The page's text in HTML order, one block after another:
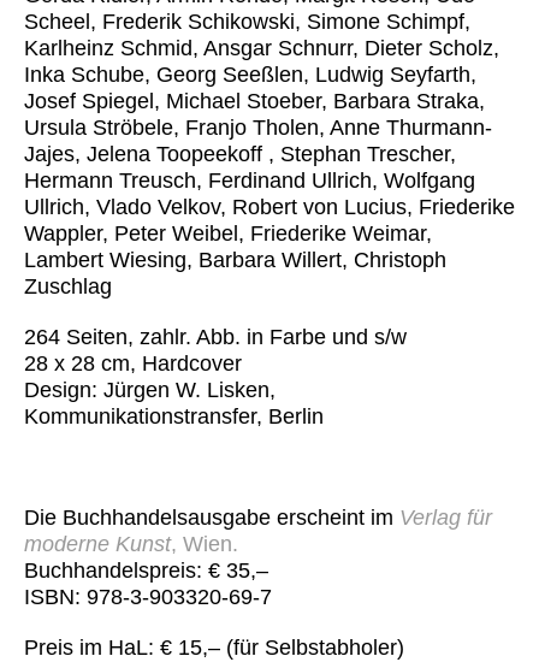
Scheel, Frederik Schikowski, Simone Schimpf,
Karlheinz Schmid, Ansgar Schnurr, Dieter Scholz,
Inka Schube, Georg Seeßlen, Ludwig Seyfarth,
Josef Spiegel, Michael Stoeber, Barbara Straka,
Ursula Ströbele, Franjo Tholen, Anne Thurmann-
Jajes, Jelena Toopeekoff , Stephan Trescher,
Hermann Treusch, Ferdinand Ullrich, Wolfgang
Ullrich, Vlado Velkov, Robert von Lucius, Friederike
Wappler, Peter Weibel, Friederike Weimar,
Lambert Wiesing, Barbara Willert, Christoph
Zuschlag
264 Seiten, zahlr. Abb. in Farbe und s/w
28 x 28 cm, Hardcover
Design: Jürgen W. Lisken,
Kommunikationstransfer, Berlin
Die Buchhandelsausgabe erscheint im Verlag für
moderne Kunst, Wien.
Buchhandelspreis: € 35,–
ISBN: 978-3-903320-69-7
Preis im HaL: € 15,– (für Selbstabholer)